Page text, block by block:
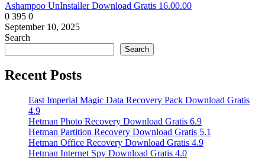
Ashampoo UnInstaller Download Gratis 16.00.00
0 395 0
September 10, 2025
Search
Search
Recent Posts
East Imperial Magic Data Recovery Pack Download Gratis
4.9
Hetman Photo Recovery Download Gratis 6.9
Hetman Partition Recovery Download Gratis 5.1
Hetman Office Recovery Download Gratis 4.9
Hetman Internet Spy Download Gratis 4.0